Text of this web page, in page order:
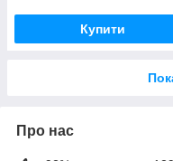
Купити
Про нас